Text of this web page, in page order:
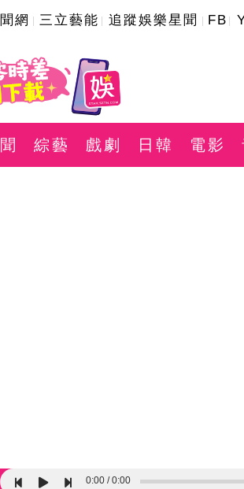
網 三立藝能 追蹤娛樂星聞 FB
綜藝 戲劇 日韓 電影
0:00 0:00